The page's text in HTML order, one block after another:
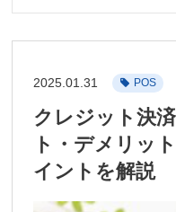
2025.01.31 POS
クレジット決
ト・デメリッ
イントを解説